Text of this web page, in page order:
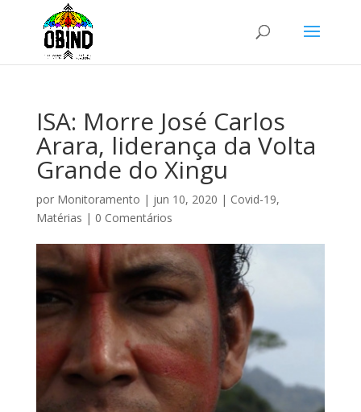
ISA: Morre José Carlos
Arara, liderança da Volta
Grande do Xingu
por Monitoramento | jun 10, 2020 | Covid-19,
Matérias | 0 Comentários